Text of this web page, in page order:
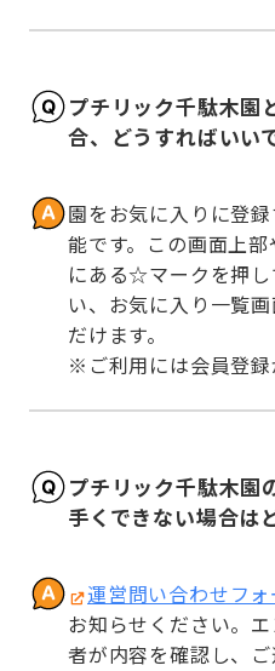
プチリック千駄木園
合、どうすればいい
園をお気に入りに登
能です。この画面上
にある☆マークを押
い、お気に入り一覧
だけます。
※ご利用には会員登録
プチリック千駄木園
手くできない場合は
運営問い合わせフォ
お知らせください。
者が内容を確認し、ご